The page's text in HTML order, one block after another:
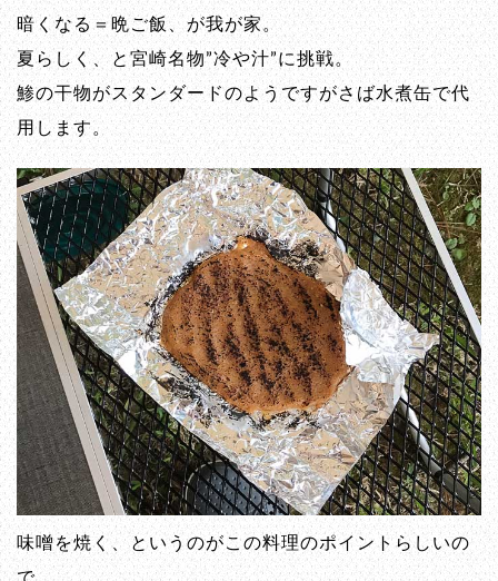
暗くなる＝晩ご飯、が我が家。
夏らしく、と宮崎名物”冷や汁”に挑戦。
鯵の干物がスタンダードのようですがさば水煮缶で代
用します。
味噌を焼く、というのがこの料理のポイントらしいの
で